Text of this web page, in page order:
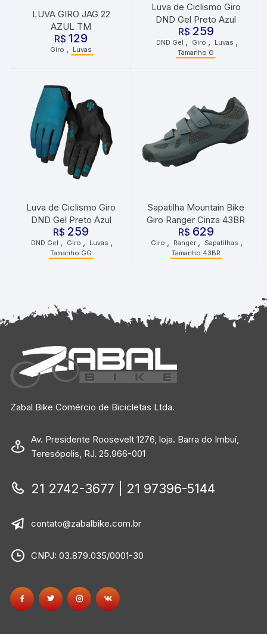
LUVA GIRO JAG 22
AZUL TM
R$ 129
Giro , Luvas
Luva de Ciclismo Giro
DND Gel Preto Azul
R$ 259
DND Gel Giro Luvas
Tamanho G
Luva de Ciclismo Giro
DND Gel Preto Azul
R$ 259
DND Gel Giro Luvas
Tamanho GG
Sapatilha Mountain Bike
Giro Ranger Cinza 43BR
R$ 629
Giro Ranger Sapatilhas
Tamanho 43BR
Zabal Bike Comércio de Bicicletas Ltda.
Av. Presidente Roosevelt 1276, loja. Barra do Imbuí,
Teresópolis, RJ. 25.966-001
21 2742-3677 | 21 97396-5144
contato@zabalbike.com.br
CNPJ: 03.879.035/0001-30